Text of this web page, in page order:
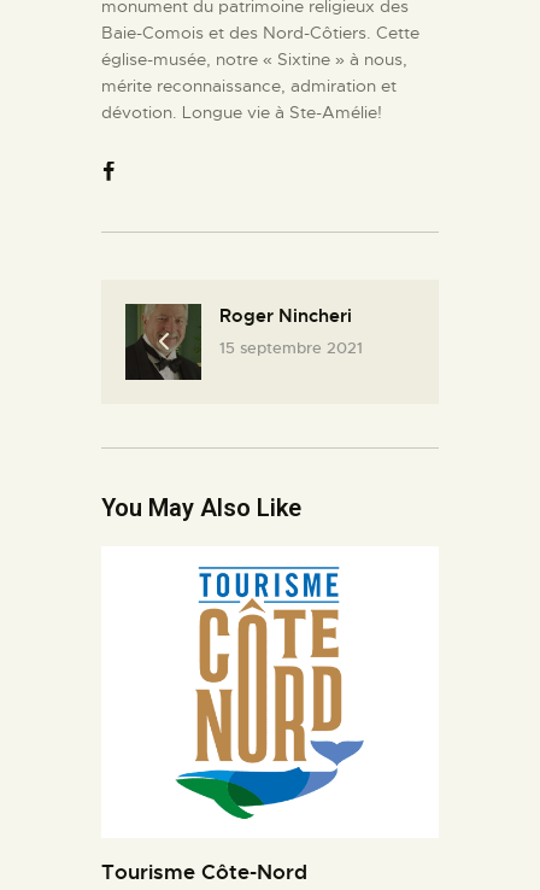
monument du patrimoine religieux des
Baie-Comois et des Nord-Côtiers. Cette
église-musée, notre « Sixtine » à nous,
mérite reconnaissance, admiration et
dévotion. Longue vie à Ste-Amélie!
Roger Nincheri
15 septembre 2021
You May Also Like
Tourisme Côte-Nord